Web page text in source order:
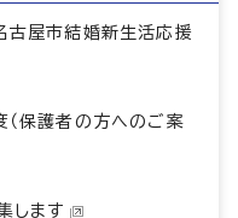
古屋市結婚新生活応援
保護者の方へのご案
します